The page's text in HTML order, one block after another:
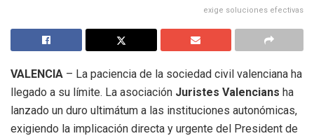
exige soluciones efectivas
VALENCIA – La paciencia de la sociedad civil valenciana ha
llegado a su límite. La asociación Juristes Valencians ha
lanzado un duro ultimátum a las instituciones autonómicas,
exigiendo la implicación directa y urgente del President de